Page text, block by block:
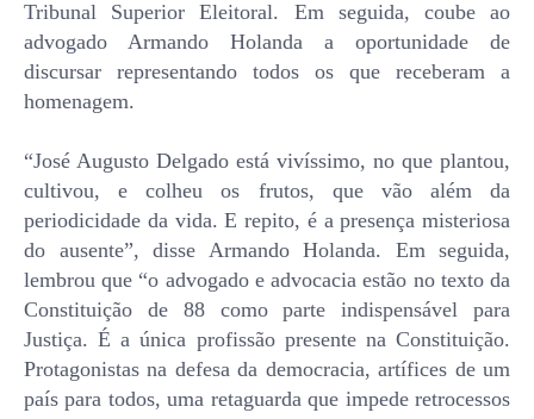
Tribunal Superior Eleitoral. Em seguida, coube ao
advogado Armando Holanda a oportunidade de
discursar representando todos os que receberam a
homenagem.
“José Augusto Delgado está vivíssimo, no que plantou,
cultivou, e colheu os frutos, que vão além da
periodicidade da vida. E repito, é a presença misteriosa
do ausente”, disse Armando Holanda. Em seguida,
lembrou que “o advogado e advocacia estão no texto da
Constituição de 88 como parte indispensável para
Justiça. É a única profissão presente na Constituição.
Protagonistas na defesa da democracia, artífices de um
país para todos, uma retaguarda que impede retrocessos